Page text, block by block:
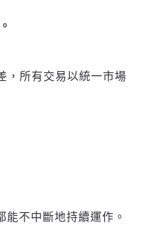
，所有交易以統一市場
不中斷地持續運作。